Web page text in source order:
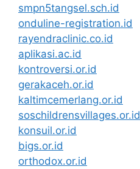
smpn5tangsel.sch.id
onduline-registration.id
rayendraclinic.co.id
aplikasi.ac.id
kontroversi.or.id
gerakaceh.or.id
kaltimcemerlang.or.id
soschildrensvillages.or.id
konsuil.or.id
bigs.or.id
orthodox.or.id